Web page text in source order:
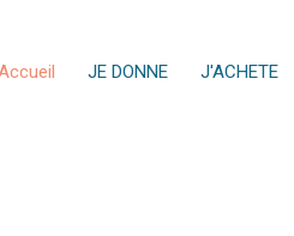
JE DONNE J'ACHETE